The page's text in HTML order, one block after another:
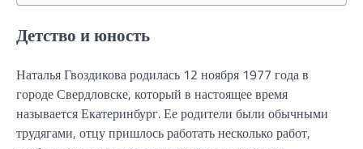
Детство и юность
Наталья Гвоздикова родилась 12 ноября 1977 года в
городе Свердловске, который в настоящее время
называется Екатеринбург. Ее родители были обычными
трудягами, отцу пришлось работать несколько работ,